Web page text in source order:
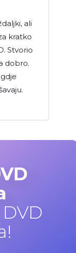
ali
kratko
Stvorio
dobro.